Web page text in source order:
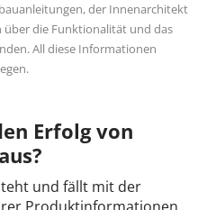
der Innenarchitekt
die Funktionalität und das
All diese Informationen
Erfolg von
und fällt mit der